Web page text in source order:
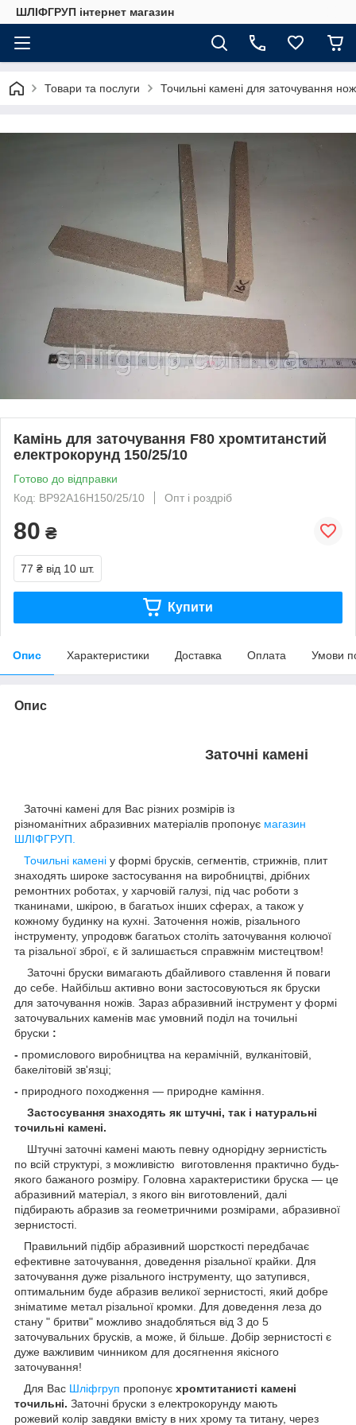
ШЛІФГРУП інтернет магазин
Товари та послуги Точильні камені для заточування
Камінь для заточування F80 хромтитанстий
електрокорунд 150/25/10
Готово до відправки
Код: BP92A16H150/25/10
Опт і роздріб
80 ₴
77 ₴ від 10 шт.
Купити
Опис Характеристики Доставка Оплата Умови
Опис
Заточні камені
Заточні камені для Вас різних розмірів із
різноманітних абразивних матеріалів пропонує магазин
ШЛІФГРУП.
Точильні камені у формі брусків, сегментів, стрижнів, плит
знаходять широке застосування на виробництві, дрібних
ремонтних роботах, у харчовій галузі, під час роботи з
тканинами, шкірою, в багатьох інших сферах, а також у
кожному будинку на кухні. Заточення ножів, різального
інструменту, упродовж багатьох століть заточування колючої
та різальної зброї, є й залишається справжнім мистецтвом!
Заточні бруски вимагають дбайливого ставлення й поваги
до себе. Найбільш активно вони застосовуються як бруски
для заточування ножів. Зараз абразивний інструмент у формі
заточувальних каменів має умовний поділ на точильні
бруски :
- промислового виробництва на керамічній, вулканітовій,
бакелітовій зв'язці;
- природного походження — природне каміння.
Застосування знаходять як штучні, так і натуральні
точильні камені.
Штучні заточні камені мають певну однорідну зернистість
по всій структурі, з можливістю виготовлення практично будь-
якого бажаного розміру. Головна характеристики бруска — це
абразивний матеріал, з якого він виготовлений, далі
підбирають абразив за геометричними розмірами, абразивної
зернистості.
Правильний підбір абразивний шорсткості передбачає
ефективне заточування, доведення різальної крайки. Для
заточування дуже різального інструменту, що затупився,
оптимальним буде абразив великої зернистості, який добре
зніматиме метал різальної кромки. Для доведення леза до
стану " бритви" можливо знадобляться від 3 до 5
заточувальних брусків, а може, й більше. Добір зернистості є
дуже важливим чинником для досягнення якісного
заточування!
Для Вас Шліфгруп пропонує хромтитанисті камені
точильні. Заточні бруски з електрокорунду мають
рожевий колір завдяки вмісту в них хрому та титану, через